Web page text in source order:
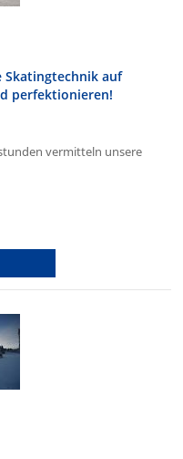
Skatingtechnik auf
perfektionieren!
vermitteln unsere